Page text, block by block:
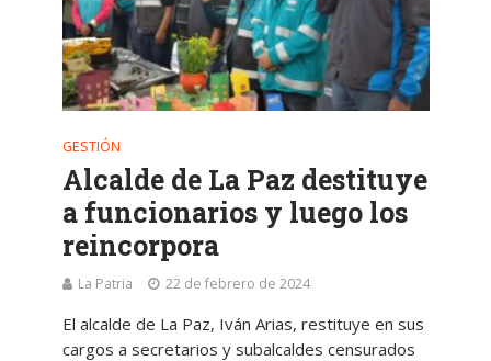
GESTIÓN
Alcalde de La Paz destituye
a funcionarios y luego los
reincorpora
La Patria 22 de febrero de 2024
El alcalde de La Paz, Iván Arias, restituye en sus
cargos a secretarios y subalcaldes censurados